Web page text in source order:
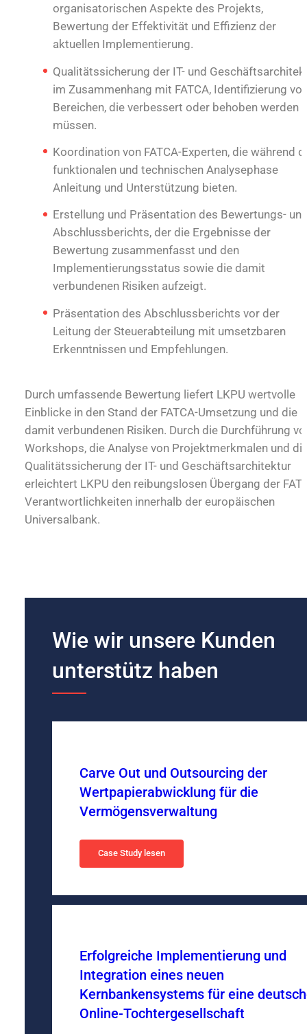
organisatorischen Aspekte des Projekts,
Bewertung der Effektivität und Effizienz der
aktuellen Implementierung.
Qualitätssicherung der IT- und
im Zusammenhang mit FATCA, Identifizierung
Bereichen, die verbessert oder behoben werden
müssen.
Koordination von FATCA-Experten, die während
funktionalen und technischen Analysephase
Anleitung und Unterstützung bieten.
Erstellung und Präsentation des Bewertungs-
Abschlussberichts, der die Ergebnisse der
Bewertung zusammenfasst und den
Implementierungsstatus sowie die damit
verbundenen Risiken aufzeigt.
Präsentation des Abschlussberichts vor der
Leitung der Steuerabteilung mit umsetzbaren
Erkenntnissen und Empfehlungen.
Durch umfassende Bewertung liefert LKPU wertvolle
Einblicke in den Stand der FATCA-Umsetzung und die
damit verbundenen Risiken. Durch die Durchführung
Workshops, die Analyse von Projektmerkmalen und
Qualitätssicherung der IT- und Geschäftsarchitektur
erleichtert LKPU den reibungslosen Übergang der
Verantwortlichkeiten innerhalb der europäischen
Universalbank.
Wie wir unsere Kunden
unterstütz haben
Carve Out und Outsourcing der
Wertpapierabwicklung für die
Vermögensverwaltung
Case Study lesen
Erfolgreiche Implementierung und
Integration eines neuen
Kernbankensystems für eine
Online-Tochtergesellschaft